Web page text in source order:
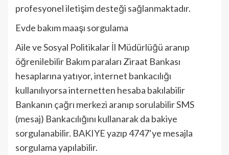
profesyonel iletişim desteği sağlanmaktadır.
Evde bakım maaşı sorgulama
Aile ve Sosyal Politikalar İl Müdürlüğü aranıp
öğrenilebilir Bakım paraları Ziraat Bankası
hesaplarına yatıyor, internet bankacılığı
kullanılıyorsa internetten hesaba bakılabilir
Bankanın çağrı merkezi aranıp sorulabilir SMS
(mesaj) Bankacılığını kullanarak da bakiye
sorgulanabilir. BAKIYE yazıp 4747‘ye mesajla
sorgulama yapılabilir.